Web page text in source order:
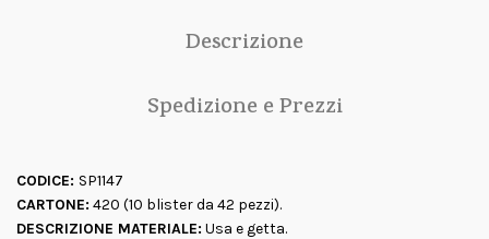
Descrizione
Spedizione e Prezzi
CODICE: SP1147
CARTONE: 420 (10 blister da 42 pezzi).
DESCRIZIONE MATERIALE: Usa e getta.